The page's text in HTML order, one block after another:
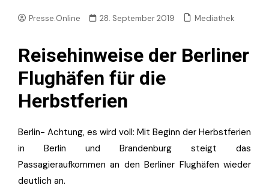
Presse.Online 28. September 2019 Mediathek
Reisehinweise der Berliner
Flughäfen für die
Herbstferien
Berlin- Achtung, es wird voll: Mit Beginn der Herbstferien
in Berlin und Brandenburg steigt das
Passagieraufkommen an den Berliner Flughäfen wieder
deutlich an.